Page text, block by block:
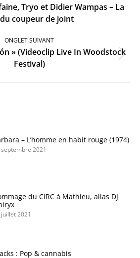
Onglet
précédent
Tryo et Didier Wampas – La
coupeur de joint
ONGLET SUIVANT
Onglet
suivant
» (Videoclip Live In Woodstock
Festival)
– L’homme en habit rouge (1974)
2021
du CIRC à Mathieu, alias DJ
juillet 2021
: Pop & cannabis